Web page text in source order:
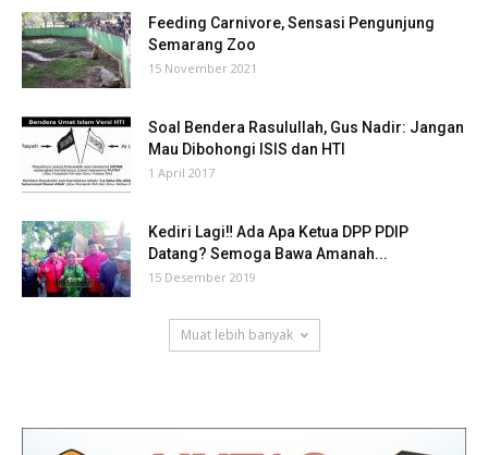
Feeding Carnivore, Sensasi Pengunjung
Semarang Zoo
15 November 2021
Soal Bendera Rasulullah, Gus Nadir: Jangan
Mau Dibohongi ISIS dan HTI
1 April 2017
Kediri Lagi‼ Ada Apa Ketua DPP PDIP
Datang? Semoga Bawa Amanah...
15 Desember 2019
Muat lebih banyak